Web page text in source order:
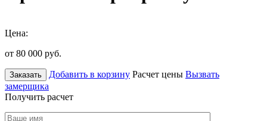
Цена:
от 80 000 руб.
Заказать Добавить в корзину Расчет цены Вызвать
замерщика
Получить расчет